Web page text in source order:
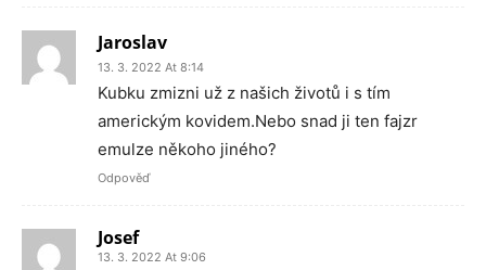
Jaroslav
13. 3. 2022 At 8:14
Kubku zmizni už z našich životů i s tím
americkým kovidem.Nebo snad ji ten fajzr
emulze někoho jiného?
Odpověď
Josef
13. 3. 2022 At 9:06